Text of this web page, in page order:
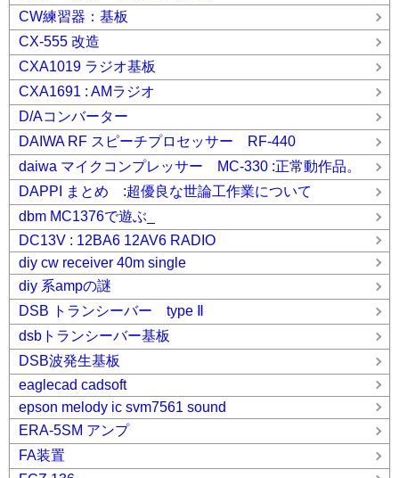
CW練習器：基板
CX-555 改造
CXA1019 ラジオ基板
CXA1691 : AMラジオ
D/Aコンバーター
DAIWA RF スピーチプロセッサー RF-440
daiwa マイクコンプレッサー MC-330 :正常動作品。
DAPPI まとめ :超優良な世論工作業について
dbm MC1376で遊ぶ_
DC13V : 12BA6 12AV6 RADIO
diy cw receiver 40m single
diy 系ampの謎
DSB トランシーバー type Ⅱ
dsbトランシーバー基板
DSB波発生基板
eaglecad cadsoft
epson melody ic svm7561 sound
ERA-5SM アンプ
FA装置